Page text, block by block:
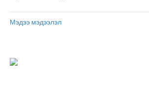
Мэдээ мэдээлэл